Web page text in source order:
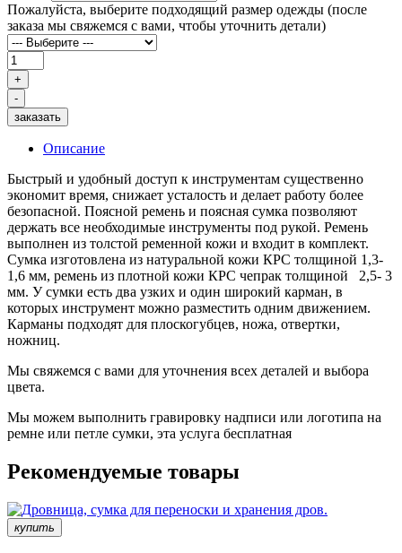
Пожалуйста, выберите подходящий размер одежды (после
заказа мы свяжемся с вами, чтобы уточнить детали)
заказать
Описание
Быстрый и удобный доступ к инструментам существенно
экономит время, снижает усталость и делает работу более
безопасной. Поясной ремень и поясная сумка позволяют
держать все необходимые инструменты под рукой. Ремень
выполнен из толстой ременной кожи и входит в комплект.
Сумка изготовлена из натуральной кожи КРС толщиной 1,3-
1,6 мм, ремень из плотной кожи КРС чепрак толщиной 2,5- 3
мм. У сумки есть два узких и один широкий карман, в
которых инструмент можно разместить одним движением.
Карманы подходят для плоскогубцев, ножа, отвертки,
ножниц.
Мы свяжемся с вами для уточнения всех деталей и выбора
цвета.
Мы можем выполнить гравировку надписи или логотипа на
ремне или петле сумки, эта услуга бесплатная
Рекомендуемые товары
купить